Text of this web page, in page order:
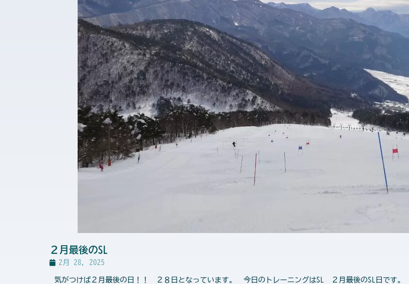
２月最後のSL
2月 28, 2025
気がつけば２月最後の日！！ ２８日となっています。 今日のトレーニングはSL ２月最後のSL日です。